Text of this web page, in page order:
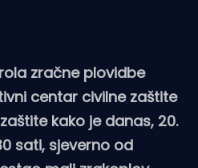
zračne plovidbe
centar civilne zaštite
kako je danas, 20.
sati, sjeverno od